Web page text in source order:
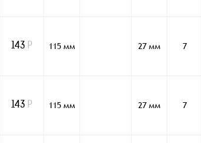
143 Р 115 мм 27 мм 7
143 Р 115 мм 27 мм 7